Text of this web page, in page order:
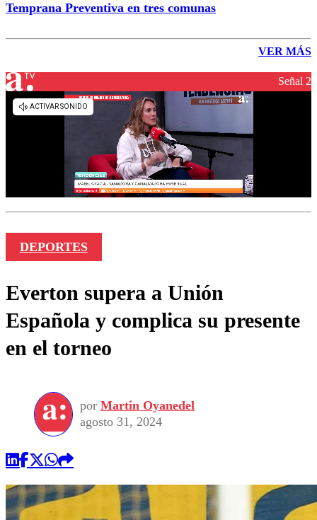
Temprana Preventiva en tres comunas
VER MÁS
Señal 2
DEPORTES
Everton supera a Unión
Española y complica su presente
en el torneo
por Martin Oyanedel
agosto 31, 2024